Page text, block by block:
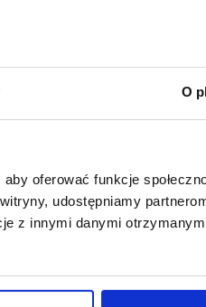
O
oferować funkcje
udostępniamy
z innymi danymi
w lutym 2023 r. były o
60 tys. mkw. GLA)
średnie (20-40 tys. mkw.